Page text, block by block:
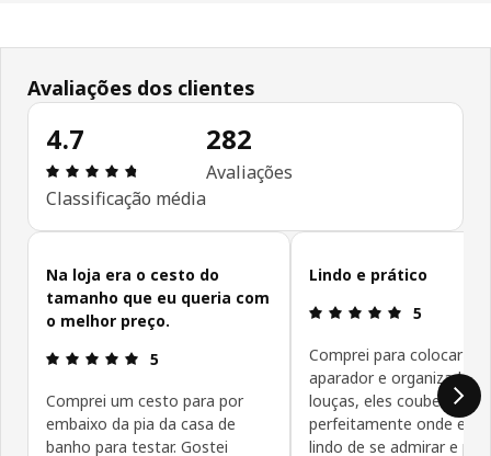
Avaliações dos clientes
4.7
Avaliações: 4.7 de 5 estrelas. Total de
Classificação média
282
Avaliações
Ignorar avaliações de cliente
Na loja era o cesto do
tamanho que eu queria com
o melhor preço.
Avaliações: 5 de 5 estrelas.
5
Comprei um cesto para por
embaixo da pia da casa de
banho para testar. Gostei
Lindo e prático
5
Comprei para colocar no
aparador e organizador
louças, eles couberam
perfeitamente onde eu
lindo de se admirar e